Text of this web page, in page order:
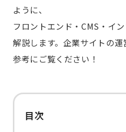
ように、
フロントエンド・CMS・イ
解説します。企業サイトの
参考にご覧ください！
目次